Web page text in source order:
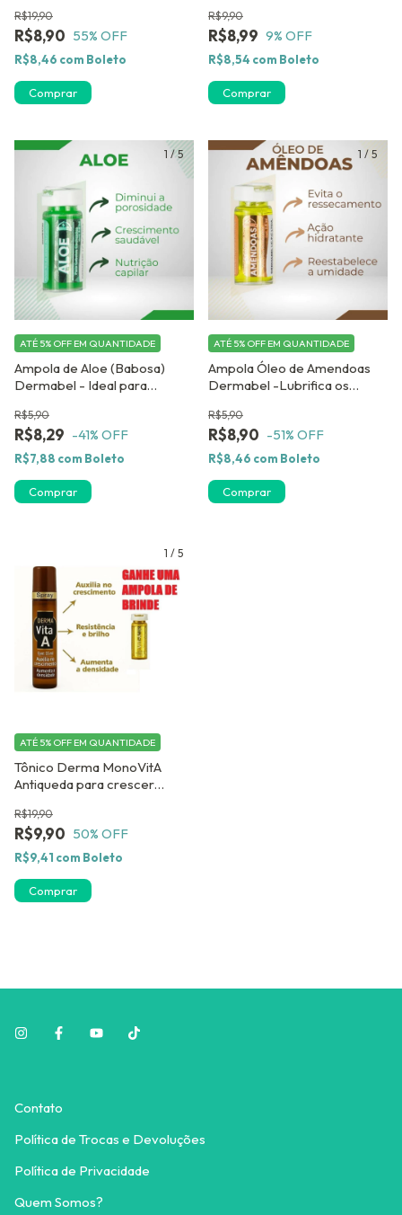
R$8,90
R$19,90
55% OFF
R$8,46 com Boleto
Biotina Dermabe
R$8,99
R$9,90
9% OFF
R$8,54 com Boleto
Comprar
1 /5
Ampola de Aloe (Babosa)
Dermabel - Ideal para
R$8,29
R$5,90
-41% OFF
ATÉ 5% OFF EM QUANTIDADE
R$7,88 com Boleto
Comprar
1 / 5
Ampola Óleo de Amendoas
Dermabel -Lubrifica os
R$8,90
R$5,90
-51% OFF
ATÉ 5% OFF EM QUANTIDADE
R$8,46 com Boleto
Comprar
1 / 5
Tônico Derma MonoVitA
Antiqueda para crescer
uma Ampola de Brinde.
R$9,90
R$19,90
50% OFF
ATÉ 5% OFF EM QUANTIDADE
R$9,41 com Boleto
Contato
Política de Trocas e Devoluções
Política de Privacidade
Quem Somos?